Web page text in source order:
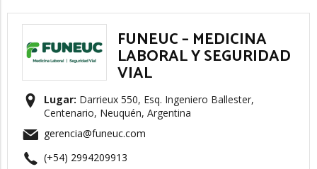
FUNEUC – MEDICINA
LABORAL Y SEGURIDAD
VIAL
Lugar: Darrieux 550, Esq. Ingeniero Ballester,
Centenario, Neuquén, Argentina
gerencia@funeuc.com
(+54) 2994209913